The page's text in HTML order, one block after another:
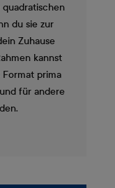
du sie zur
Zuhause
kannst
prima
für andere